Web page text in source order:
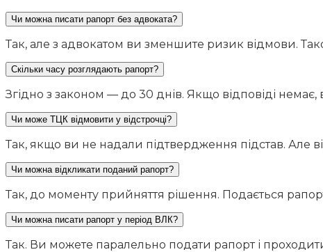
Чи можна писати рапорт без адвоката?
Так, але з адвокатом ви зменшите ризик відмови.
Скільки часу розглядають рапорт?
Згідно з законом — до 30 днів. Якщо відповіді
Чи може ТЦК відмовити у відстрочці?
Так, якщо ви не надали підтвердження підстав. Але
Чи можна відкликати поданий рапорт?
Так, до моменту прийняття рішення. Подається
Чи можна писати рапорт у період ВЛК?
Так. Ви можете паралельно подати рапорт і